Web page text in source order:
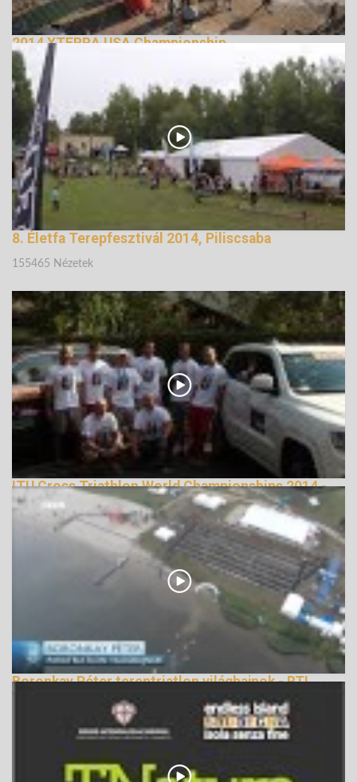
2014 XTERRA USA Championship
148590 Nézetek
8. Életfa Terepfesztivál 2014, Piliscsaba
155465 Nézetek
ITU Cross Triathlon World Championships 2014 -
official video, X2S TEAM, Hungary
162963 Nézetek
Boronkay Péter tereptriatlon világbajnok - RTL